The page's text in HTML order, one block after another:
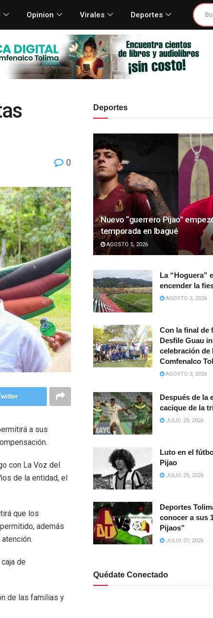
Opinion Virales Deportes
0
a sus
con La Voz del
de la entidad, el
que los
además
de
de las familias y
Deportes
Nuevo “guerrero Pijao”
temporada en Ibagué
AGOSTO 5, 2026
La “Hoguera”
encender la
AGOSTO 3, 2026
Con la final de
Desfile Guau
celebración de
Comfenalco
AGOSTO 3, 2026
Después de la
cacique de la
JULIO 29, 2026
Luto en el
Pijao
JULIO 29, 2026
Deportes
conocer a sus
Pijaos”
JULIO 27, 2026
Quédate Conectado